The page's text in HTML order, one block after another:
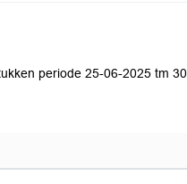
periode 25-06-2025 tm